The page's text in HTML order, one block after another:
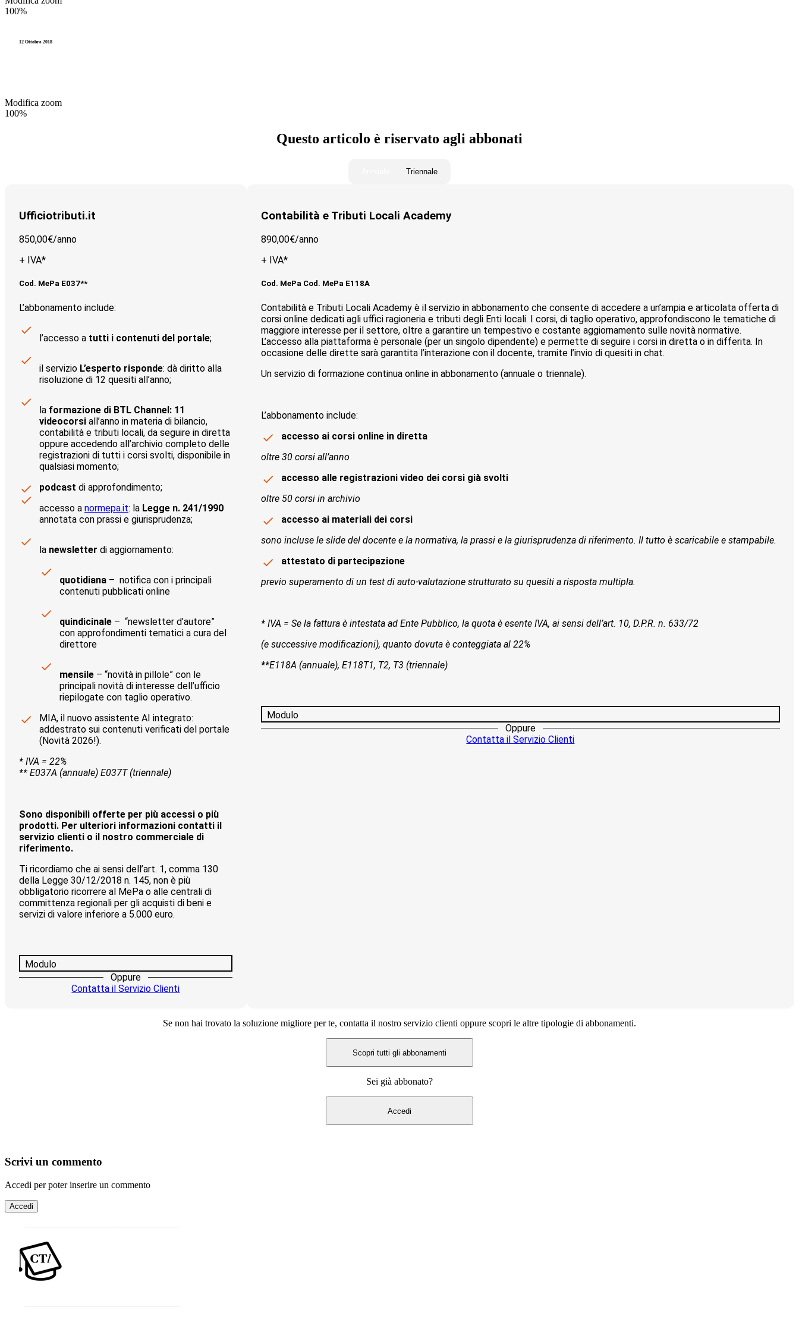
100%
12 Ottobre 2018
Modifica zoom
100%
Questo articolo è riservato agli abbonati
Triennale
Ufficiotributi.it
850,00€/anno
+ IVA*
Cod. MePa E037**
L’abbonamento include:
l’accesso a tutti i contenuti del portale;
il servizio L’esperto risponde: dà diritto alla
risoluzione di 12 quesiti all’anno;
la formazione di BTL Channel: 11
videocorsi all’anno in materia di bilancio,
contabilità e tributi locali, da seguire in diretta
oppure accedendo all’archivio completo delle
registrazioni di tutti i corsi svolti, disponibile in
qualsiasi momento;
podcast di approfondimento;
accesso a normepa.it: la Legge n. 241/1990
annotata con prassi e giurisprudenza;
la newsletter di aggiornamento:
quotidiana – notifica con i principali
contenuti pubblicati online
quindicinale – “newsletter d’autore”
con approfondimenti tematici a cura del
direttore
mensile – “novità in pillole” con le
principali novità di interesse dell’ufficio
riepilogate con taglio operativo.
MIA, il nuovo assistente AI integrato:
addestrato sui contenuti verificati del portale
(Novità 2026!).
* IVA = 22%
** E037A (annuale) E037T (triennale)
Sono disponibili offerte per più accessi o più
prodotti. Per ulteriori informazioni contatti il
servizio clienti o il nostro commerciale di
riferimento.
Ti ricordiamo che ai sensi dell’art. 1, comma 130
della Legge 30/12/2018 n. 145, non è più
obbligatorio ricorrere al MePa o alle centrali di
committenza regionali per gli acquisti di beni e
servizi di valore inferiore a 5.000 euro.
Modulo
Oppure
Contatta il Servizio Clienti
Contabilità e Tributi Locali Academy
890,00€/anno
+ IVA*
Cod. MePa Cod. MePa E118A
Contabilità e Tributi Locali Academy è il servizio in abbonamento che consente di accedere a un’ampia e articolata offerta di
corsi online dedicati agli uffici ragioneria e tributi degli Enti locali. I corsi, di taglio operativo, approfondiscono le tematiche di
maggiore interesse per il settore, oltre a garantire un tempestivo e costante aggiornamento sulle novità normative.
L’accesso alla piattaforma è personale (per un singolo dipendente) e permette di seguire i corsi in diretta o in differita. In
occasione delle dirette sarà garantita l’interazione con il docente, tramite l’invio di quesiti in chat.
Un servizio di formazione continua online in abbonamento (annuale o triennale).
L’abbonamento include:
accesso ai corsi online in diretta
oltre 30 corsi all’anno
accesso alle registrazioni video dei corsi già svolti
oltre 50 corsi in archivio
accesso ai materiali dei corsi
sono incluse le slide del docente e la normativa, la prassi e la giurisprudenza di riferimento. Il tutto è scaricabile e stampabile.
attestato di partecipazione
previo superamento di un test di auto-valutazione strutturato su quesiti a risposta multipla.
* IVA = Se la fattura è intestata ad Ente Pubblico, la quota è esente IVA, ai sensi dell’art. 10, D.P.R. n. 633/72
(e successive modificazioni), quanto dovuta è conteggiata al 22%
**E118A (annuale), E118T1, T2, T3 (triennale)
Modulo
Oppure
Contatta il Servizio Clienti
Se non hai trovato la soluzione migliore per te, contatta il nostro servizio clienti oppure scopri le altre tipologie di abbonamenti.
Scopri tutti gli abbonamenti
Sei già abbonato?
Accedi
Scrivi un commento
Accedi per poter inserire un commento
Accedi